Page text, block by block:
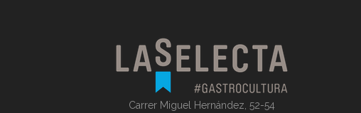
Carrer Miguel Hernández, 52-54